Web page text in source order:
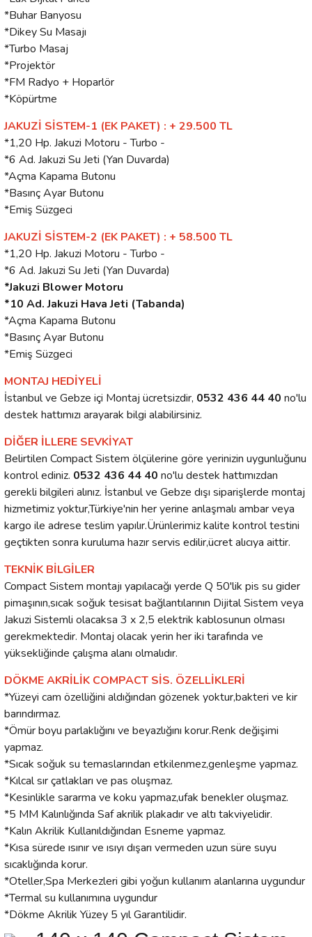
*Buhar Banyosu
*Dikey Su Masajı
*Turbo Masaj
*Projektör
*FM Radyo + Hoparlör
*Köpürtme
JAKUZİ SİSTEM-1 (EK PAKET) : + 29.500 TL
*1,20 Hp. Jakuzi Motoru - Turbo -
*6 Ad. Jakuzi Su Jeti (Yan Duvarda)
*Açma Kapama Butonu
*Basınç Ayar Butonu
*Emiş Süzgeci
JAKUZİ SİSTEM-2 (EK PAKET) : + 58.500 TL
*1,20 Hp. Jakuzi Motoru - Turbo -
*6 Ad. Jakuzi Su Jeti (Yan Duvarda)
*Jakuzi Blower Motoru
*10 Ad. Jakuzi Hava Jeti (Tabanda)
*Açma Kapama Butonu
*Basınç Ayar Butonu
*Emiş Süzgeci
MONTAJ HEDİYELİ
İstanbul ve Gebze içi Montaj ücretsizdir, 0532 436 44 40 no'lu
destek hattımızı arayarak bilgi alabilirsiniz.
DİĞER İLLERE SEVKİYAT
Belirtilen Compact Sistem ölçülerine göre yerinizin uygunluğunu
kontrol ediniz. 0532 436 44 40 no'lu destek hattımızdan
gerekli bilgileri alınız. İstanbul ve Gebze dışı siparişlerde montaj
hizmetimiz yoktur,Türkiye'nin her yerine anlaşmalı ambar veya
kargo ile adrese teslim yapılır.Ürünlerimiz kalite kontrol testini
geçtikten sonra kuruluma hazır servis edilir,ücret alıcıya aittir.
TEKNİK BİLGİLER
Compact Sistem montajı yapılacağı yerde Q 50'lik pis su gider
pimaşının,sıcak soğuk tesisat bağlantılarının Dijital Sistem veya
Jakuzi Sistemli olacaksa 3 x 2,5 elektrik kablosunun olması
gerekmektedir. Montaj olacak yerin her iki tarafında ve
yüksekliğinde çalışma alanı olmalıdır.
DÖKME AKRİLİK COMPACT SİS. ÖZELLİKLERİ
*Yüzeyi cam özelliğini aldığından gözenek yoktur,bakteri ve kir
barındırmaz.
*Ömür boyu parlaklığını ve beyazlığını korur.Renk değişimi
yapmaz.
*Sıcak soğuk su temaslarından etkilenmez,genleşme yapmaz.
*Kılcal sır çatlakları ve pas oluşmaz.
*Kesinlikle sararma ve koku yapmaz,ufak benekler oluşmaz.
*5 MM Kalınlığında Saf akrilik plakadır ve altı takviyelidir.
*Kalın Akrilik Kullanıldığından Esneme yapmaz.
*Kısa sürede ısınır ve ısıyı dışarı vermeden uzun süre suyu
sıcaklığında korur.
*Oteller,Spa Merkezleri gibi yoğun kullanım alanlarına uygundur
*Termal su kullanımına uygundur
*Dökme Akrilik Yüzey 5 yıl Garantilidir.